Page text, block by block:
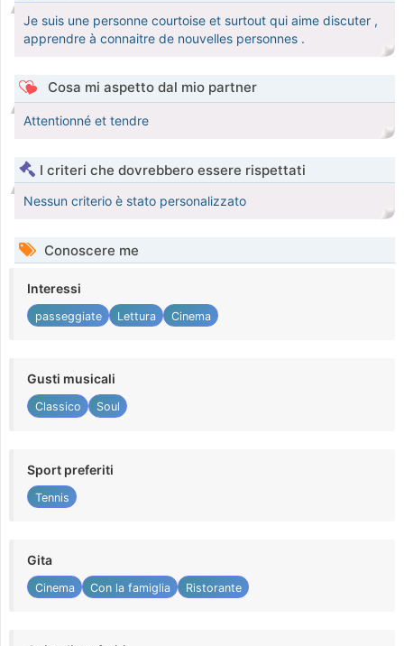
Je suis une personne courtoise et surtout qui aime discuter ,
apprendre à connaitre de nouvelles personnes .
Cosa mi aspetto dal mio partner
Attentionné et tendre
I criteri che dovrebbero essere rispettati
Nessun criterio è stato personalizzato
Conoscere me
Interessi
passeggiate Lettura Cinema
Gusti musicali
Classico Soul
Sport preferiti
Tennis
Gita
Cinema Con la famiglia Ristorante